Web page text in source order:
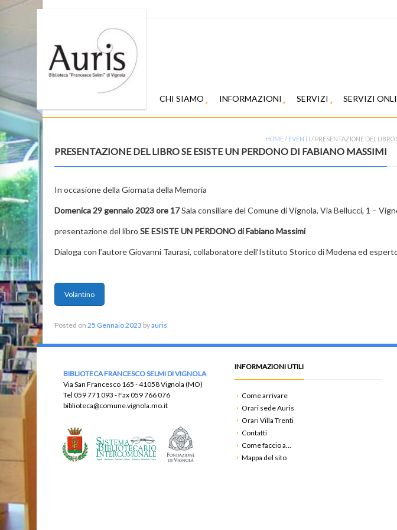
CHI SIAMO INFORMAZIONI SERVIZI SERVIZI
HOME/ EVENTI / PRESENTAZIONE DEL
PRESENTAZIONE DEL LIBRO SE ESISTE UN PERDONO DI FABIANO MASSIMI
In occasione della Giornata della Memoria
Domenica 29 gennaio 2023 ore 17Sala consiliare del Comune di Vignola, Via Bellucci, 1 –
presentazione del libro SE ESISTE UN PERDONOdiFabiano Massimi
Dialoga con l’autoreGiovanni Taurasi, collaboratore dell’Istituto Storico di Modena ed
Volantino
Posted on 25 Gennaio 2023 byauris
BIBLIOTECA FRANCESCO SELMI DI VIGNOLA
Via San Francesco 165 - 41058 Vignola (MO)
Tel 059 771 093 - Fax059 766 076
biblioteca@comune.vignola.mo.it
INFORMAZIONI UTILI
Come arrivare
Orari sede Auris
Orari Villa Trenti
Contatti
Come faccio a…
Mappa del sito